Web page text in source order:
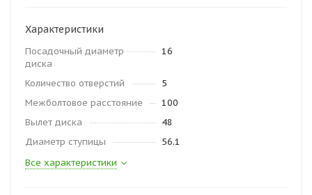
Характеристики
Посадочный диаметр
диска
16
Количество отверстий
5
Межболтовое расстояние
100
Вылет диска
48
Диаметр ступицы
56.1
Все характеристики